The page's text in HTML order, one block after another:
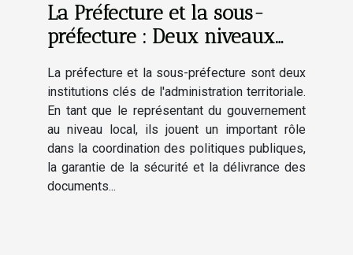
La Préfecture et la sous-
préfecture : Deux niveaux
des citoyens
La préfecture et la sous-préfecture sont deux
institutions clés de l'administration territoriale.
En tant que le représentant du gouvernement
au niveau local, ils jouent un important rôle
dans la coordination des politiques publiques,
la garantie de la sécurité et la délivrance des
documents...